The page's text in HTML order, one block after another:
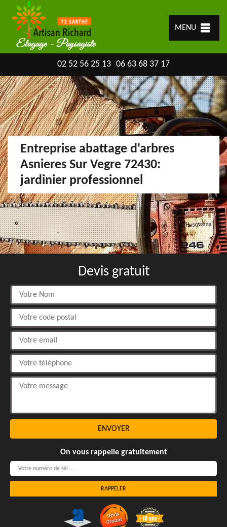
MENU
02 52 56 25 13 06 63 68 37 17
Entreprise abattage d'arbres
Asnieres Sur Vegre 72430:
jardinier professionnel
Devis gratuit
On vous rappelle gratuitement